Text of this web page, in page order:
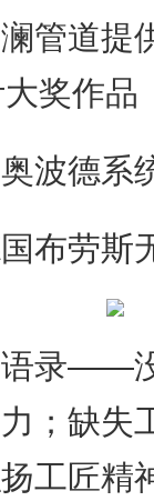
道提
奖作品
德系
劳斯
录——没
；缺失
工匠精